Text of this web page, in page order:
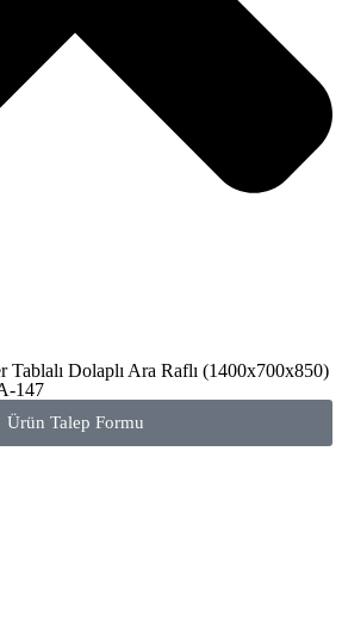
Tablalı Dolaplı Ara Raflı (1400x700x850)
147
Ürün Talep Formu